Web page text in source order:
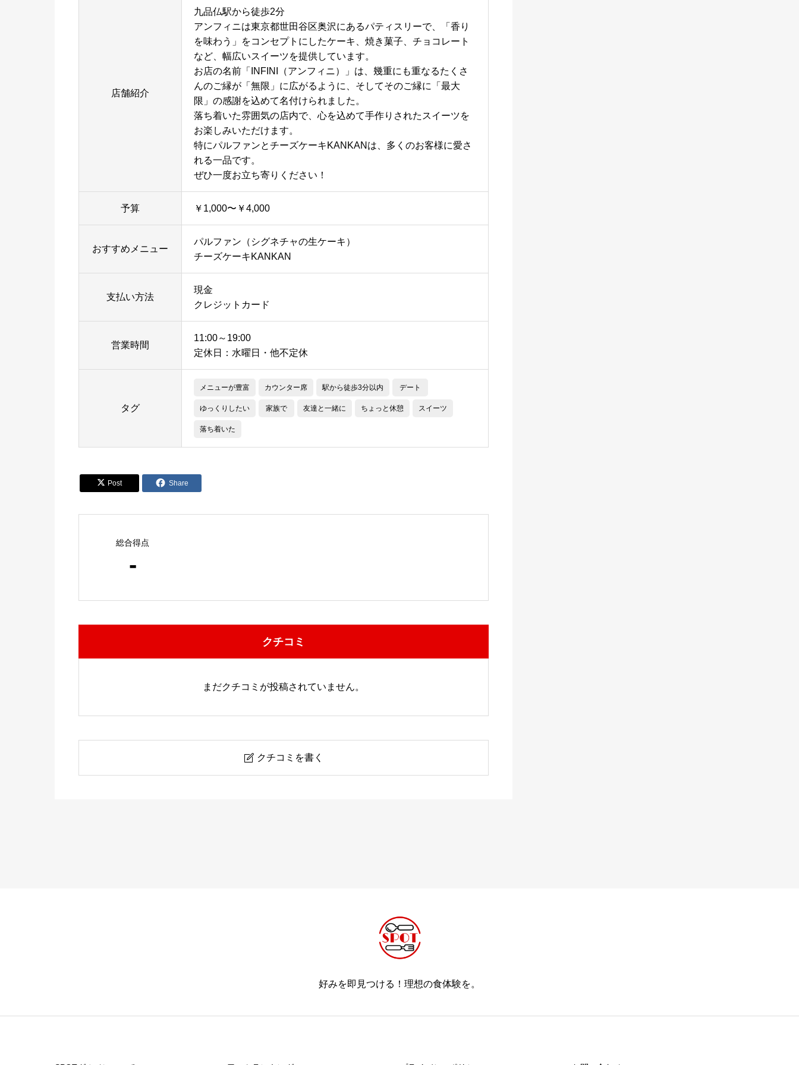
店舗紹介
九品仏駅から徒歩2分
アンフィニは東京都世田谷区奥沢にあるパティスリーで、「香り
を味わう」をコンセプトにしたケーキ、焼き菓子、チョコレート
など、幅広いスイーツを提供しています。
お店の名前「INFINI（アンフィニ）」は、幾重にも重なるたくさ
んのご縁が「無限」に広がるように、そしてそのご縁に「最大
限」の感謝を込めて名付けられました。
落ち着いた雰囲気の店内で、心を込めて手作りされたスイーツを
お楽しみいただけます。
特にパルファンとチーズケーキKANKANは、多くのお客様に愛さ
れる一品です。
ぜひ一度お立ち寄りください！
予算 ￥1,000〜￥4,000
おすすめメニュー
パルファン（シグネチャの生ケーキ）
チーズケーキKANKAN
支払い方法
現金
クレジットカード
営業時間
11:00～19:00
定休日：水曜日・他不定休
タグ
メニューが豊富 カウンター席 駅から徒歩3分以内 デート
ゆっくりしたい 家族で 友達と一緒に ちょっと休憩 スイーツ
落ち着いた
 Post  Share
総合得点
-
クチコミ
まだクチコミが投稿されていません。
 クチコミを書く
好みを即見つける！理想の食体験を。